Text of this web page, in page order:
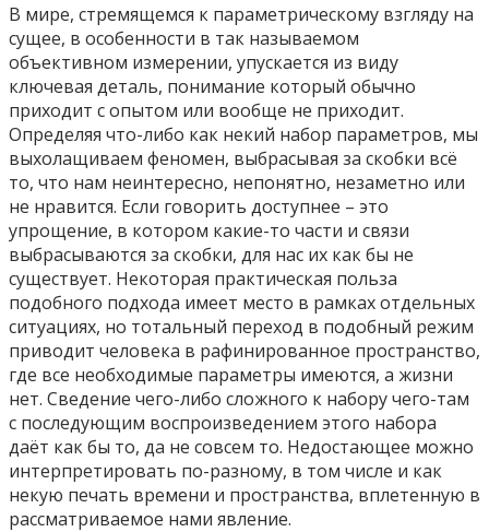
В мире, стремящемся к параметрическому взгляду на
сущее, в особенности в так называемом
объективном измерении, упускается из виду
ключевая деталь, понимание который обычно
приходит с опытом или вообще не приходит.
Определяя что-либо как некий набор параметров, мы
выхолащиваем феномен, выбрасывая за скобки всё
то, что нам неинтересно, непонятно, незаметно или
не нравится. Если говорить доступнее – это
упрощение, в котором какие-то части и связи
выбрасываются за скобки, для нас их как бы не
существует. Некоторая практическая польза
подобного подхода имеет место в рамках отдельных
ситуациях, но тотальный переход в подобный режим
приводит человека в рафинированное пространство,
где все необходимые параметры имеются, а жизни
нет. Сведение чего-либо сложного к набору чего-там
с последующим воспроизведением этого набора
даёт как бы то, да не совсем то. Недостающее можно
интерпретировать по-разному, в том числе и как
некую печать времени и пространства, вплетенную в
рассматриваемое нами явление.